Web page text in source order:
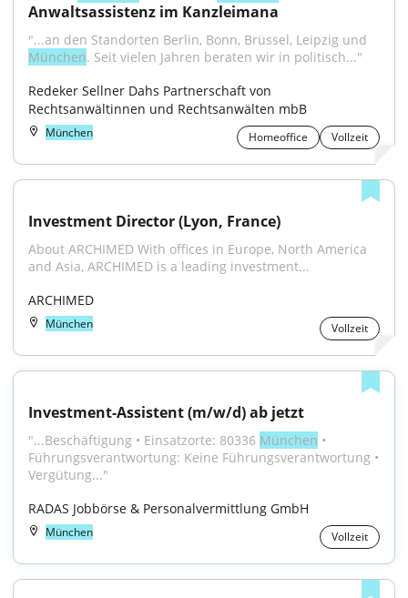
Anwaltsassistenz im Kanzleimana
München. Seit vielen Jahren beraten wir in politisch..."
Redeker Sellner Dahs Partnerschaft von
Rechtsanwältinnen und Rechtsanwälten mbB
München Homeoffice Vollzeit
Investment Director (Lyon, France)
About ARCHIMED With offices in Europe, North America
and Asia, ARCHIMED is a leading investment...
ARCHIMED
München Vollzeit
Investment-Assistent (m/w/d) ab jetzt
"...Beschäftigung • Einsatzorte: 80336 München •
Führungsverantwortung: Keine Führungsverantwortung •
Vergütung..."
RADAS Jobbörse & Personalvermittlung GmbH
München Vollzeit